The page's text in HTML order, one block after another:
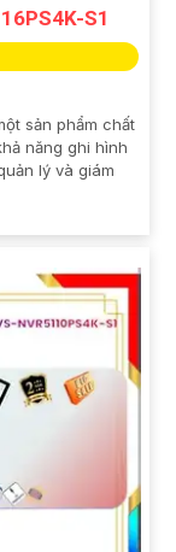
S1
sản phẩm chất
năng ghi hình
lý và giám